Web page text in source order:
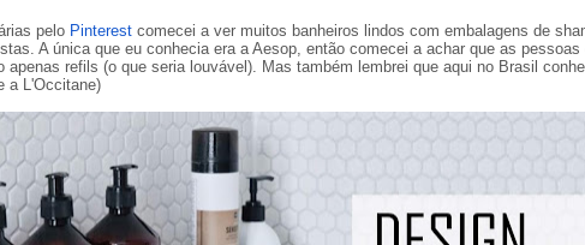
pelo Pinterest comecei a ver muitos banheiros lindos com embalagens de
A única que eu conhecia era a Aesop, então comecei a achar que as
apenas refils (o que seria louvável). Mas também lembrei que aqui no Brasil
a L'Occitane)